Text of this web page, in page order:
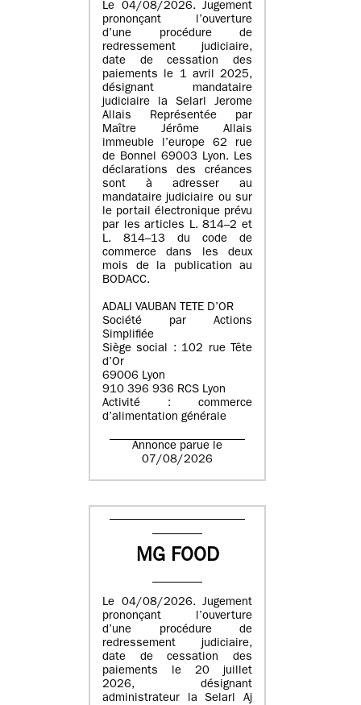
Le 04/08/2026. Jugement
prononçant l’ouverture
d’une procédure de
redressement judiciaire,
date de cessation des
paiements le 1 avril 2025,
désignant mandataire
judiciaire la Selarl Jerome
Allais Représentée par
Maître Jérôme Allais
immeuble l’europe 62 rue
de Bonnel 69003 Lyon. Les
déclarations des créances
sont à adresser au
mandataire judiciaire ou sur
le portail électronique prévu
par les articles L. 814–2 et
L. 814–13 du code de
commerce dans les deux
mois de la publication au
BODACC.
ADALI VAUBAN TETE D’OR
Société par Actions
Simplifiée
Siège social : 102 rue Tête
d’Or
69006 Lyon
910 396 936 RCS Lyon
Activité : commerce
d’alimentation générale
Annonce parue le
07/08/2026
MG FOOD
Le 04/08/2026. Jugement
prononçant l’ouverture
d’une procédure de
redressement judiciaire,
date de cessation des
paiements le 20 juillet
2026, désignant
administrateur la Selarl Aj